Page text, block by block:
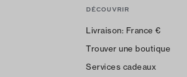
DÉCOUVRIR
Livraison: France €
Trouver une boutique
Services cadeaux